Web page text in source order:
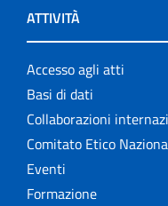
ATTIVITÀ
Accesso agli atti
Basi di dati
Collaborazioni
Comitato Etico
Eventi
Formazione